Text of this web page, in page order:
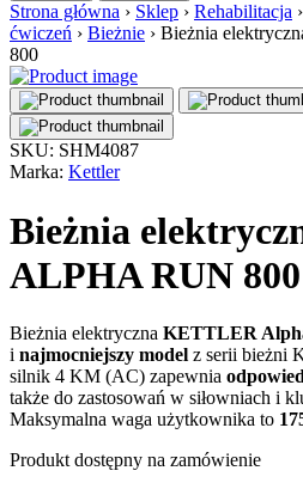
Strona główna › Sklep › Rehabilitacja ›
ćwiczeń › Bieżnie › Bieżnia
800
SKU: SHM4087
Marka: Kettler
Bieżnia
ALPHA RUN 800
Bieżnia elektryczna KETTLER
i najmocniejszy model z serii bieżni
silnik 4 KM (AC) zapewnia
także do zastosowań w siłowniach i
Maksymalna waga użytkownika to
Produkt dostępny na zamówienie